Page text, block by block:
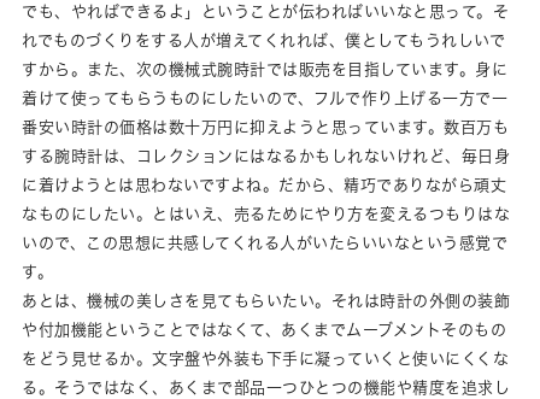
でも、やればできるよ」ということが伝わればいいなと思って。そ
れでものづくりをする人が増えてくれれば、僕としてもうれしいで
すから。また、次の機械式腕時計では販売を目指しています。身に
着けて使ってもらうものにしたいので、フルで作り上げる一方で一
番安い時計の価格は数十万円に抑えようと思っています。数百万も
する腕時計は、コレクションにはなるかもしれないけれど、毎日身
に着けようとは思わないですよね。だから、精巧でありながら頑丈
なものにしたい。とはいえ、売るためにやり方を変えるつもりはな
いので、この思想に共感してくれる人がいたらいいなという感覚で
す。
あとは、機械の美しさを見てもらいたい。それは時計の外側の装飾
や付加機能ということではなくて、あくまでムーブメントそのもの
をどう見せるか。文字盤や外装も下手に凝っていくと使いにくくな
る。そうではなく、あくまで部品一つひとつの機能や精度を追求し